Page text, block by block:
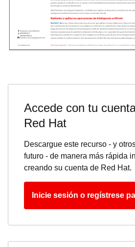
Accede con tu
Red Hat
Descargue este recurso - y
futuro - de manera más rápida
creando su cuenta de Red Hat.
Inicie sesión o regístrese